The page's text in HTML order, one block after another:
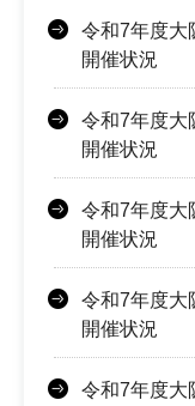
令和7年度大
開催状況
令和7年度大
開催状況
令和7年度大
開催状況
令和7年度大
開催状況
令和7年度大